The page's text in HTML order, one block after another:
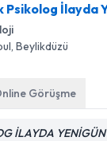
Psikolog İlayda
, Beylikdüzü
Görüşme
İLAYDA